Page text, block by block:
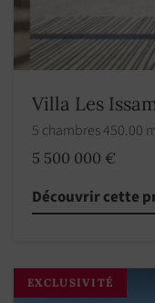
Villa Les
5 chambres 450.00
5 500 000 €
Découvrir cette
EXCLUSIVITÉ